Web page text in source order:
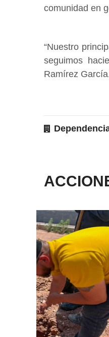
comunidad en
“Nuestro
seguimos
Ramírez
03 Aug 2026